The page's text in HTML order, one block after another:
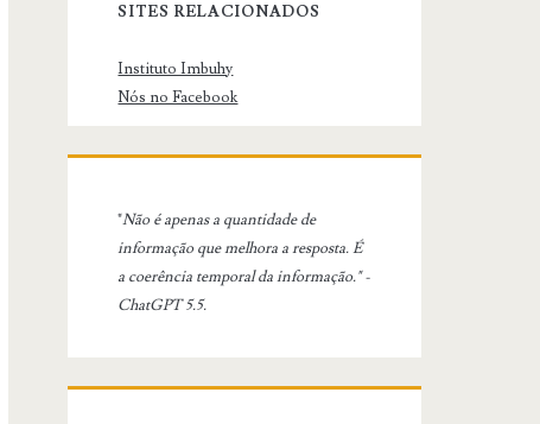
SITES RELACIONADOS
Instituto Imbuhy
Nós no Facebook
"Não é apenas a quantidade de
informação que melhora a resposta. É
a coerência temporal da informação." -
ChatGPT 5.5.